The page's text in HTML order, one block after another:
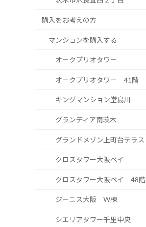
購入をお考えの方
マンションを購入する
オークプリオタワー
オークプリオタワー 41階
キングマンション堂島川
グランディア南茨木
グランドメゾン上町台テラス
クロスタワー大阪ベイ
クロスタワー大阪ベイ 48階
ジーニス大阪 W棟
シエリアタワー千里中央